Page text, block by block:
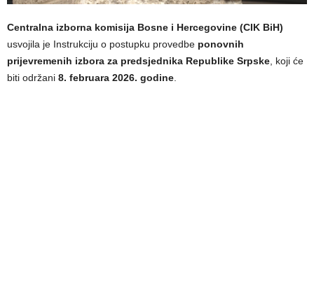
Centralna izborna komisija Bosne i Hercegovine (CIK BiH)
usvojila je Instrukciju o postupku provedbe ponovnih
prijevremenih izbora za predsjednika Republike Srpske, koji će
biti održani 8. februara 2026. godine.